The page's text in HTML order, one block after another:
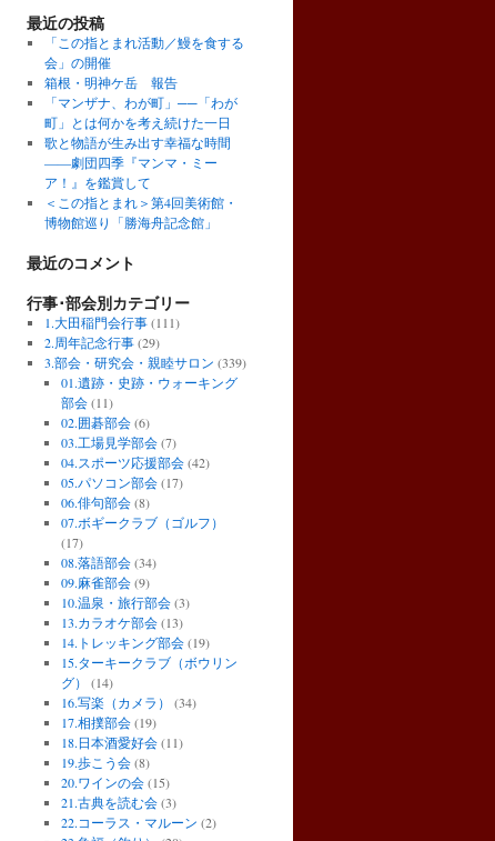
最近の投稿
「この指とまれ活動／鰻を食する
会」の開催
箱根・明神ケ岳 報告
「マンザナ、わが町」──「わが
町」とは何かを考え続けた一日
歌と物語が生み出す幸福な時間
――劇団四季『マンマ・ミー
ア！』を鑑賞して
＜この指とまれ＞第4回美術館・
博物館巡り「勝海舟記念館」
最近のコメント
行事･部会別カテゴリー
1.大田稲門会行事(111)
2.周年記念行事(29)
3.部会・研究会・親睦サロン (339)
01.遺跡・史跡・ウォーキング
部会(11)
02.囲碁部会(6)
03.工場見学部会(7)
04.スポーツ応援部会(42)
05.パソコン部会(17)
06.俳句部会(8)
07.ボギークラブ（ゴルフ）
(17)
08.落語部会(34)
09.麻雀部会(9)
10.温泉・旅行部会(3)
13.カラオケ部会(13)
14.トレッキング部会(19)
15.ターキークラブ（ボウリン
グ）
(14)
16.写楽（カメラ）
(34)
17.相撲部会(19)
18.日本酒愛好会(11)
19.歩こう会(8)
20.ワインの会(15)
21.古典を読む会(3)
22.コーラス・マルーン (2)